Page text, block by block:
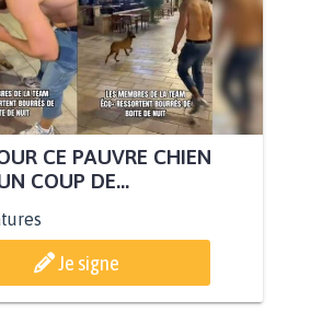
CE PAUVRE CHIEN
COUP DE...
Je signe